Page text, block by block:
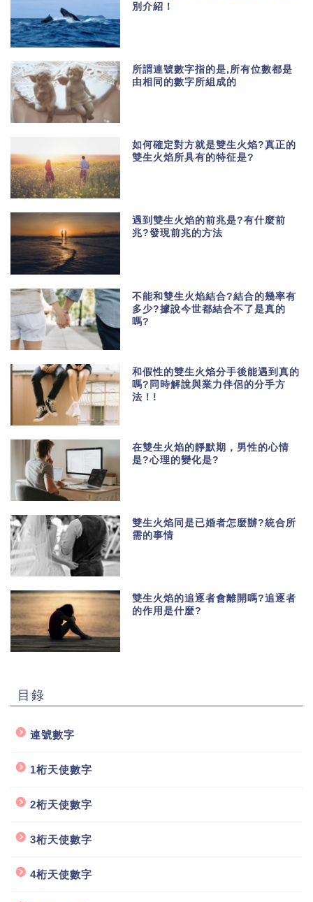
別介紹！
所謂連號數字指的是,所有位數都是
由相同的數字所組成的
如何確定對方就是雙生火焰?真正的
雙生火焰所具有的特征是?
遇到雙生火焰的前兆是?有什麼前
兆?發現前兆的方法
不能和雙生火焰結合?結合的幾率有
多少?據說今世都結合不了是真的
嗎?
和假性的雙生火焰分手後能遇到真的
嗎?同時解說與業力伴侶的分手方
法！!
在雙生火焰的靜默期，男性的心情
是?心理的變化是?
雙生火焰同是已婚者怎麼辦?統合所
需的事情
雙生火焰的追逐者會離開嗎?追逐者
的作用是什麼?
目錄
連號數字
1桁天使數字
2桁天使數字
3桁天使數字
4桁天使數字